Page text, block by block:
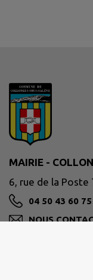
MAIRIE -
6, rue de la
04 50 43 60 75
NOUS